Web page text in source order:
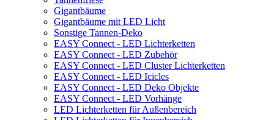
Gigantbäume
Gigantbäume mit LED Licht
Sonstige Tannen-Deko
EASY Connect - LED Lichterketten
EASY Connect - LED Zubehör
EASY Connect - LED Cluster Lichterketten
EASY Connect - LED Icicles
EASY Connect - LED Deko Objekte
EASY Connect - LED Vorhänge
LED Lichterketten für Außenbereich